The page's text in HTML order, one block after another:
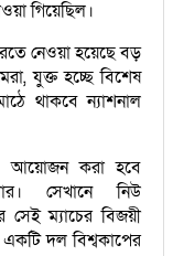
গিয়েছিল।
নেওয়া হয়েছে বড়
যুক্ত হচ্ছে বিশেষ
থাকবে ন্যাশনাল
আয়োজন করা হবে
সেখানে নিউ
ম্যাচের বিজয়ী
দল বিশ্বকাপের